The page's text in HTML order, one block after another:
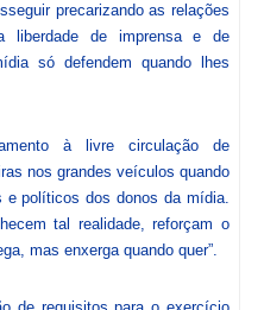
precarizando as relações
liberdade de imprensa e de
só defendem quando lhes
à livre circulação de
nos grandes veículos quando
e políticos dos donos da mídia.
tal realidade, reforçam o
mas enxerga quando quer”.